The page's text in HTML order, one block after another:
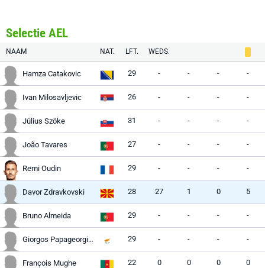
Selectie AEL
NAAM NAT. LFT. WEDS.
Hamza Catakovic 29 - - - -
Ivan Milosavljevic 26 - - - -
Július Szöke 31 - - - -
João Tavares 27 - - - -
Remi Oudin 29 - - - -
Davor Zdravkovski 28 27 1 0 5
Bruno Almeida 29 - - - -
Giorgos Papageorgiou 29 - - - -
François Mughe 22 0 0 0 0